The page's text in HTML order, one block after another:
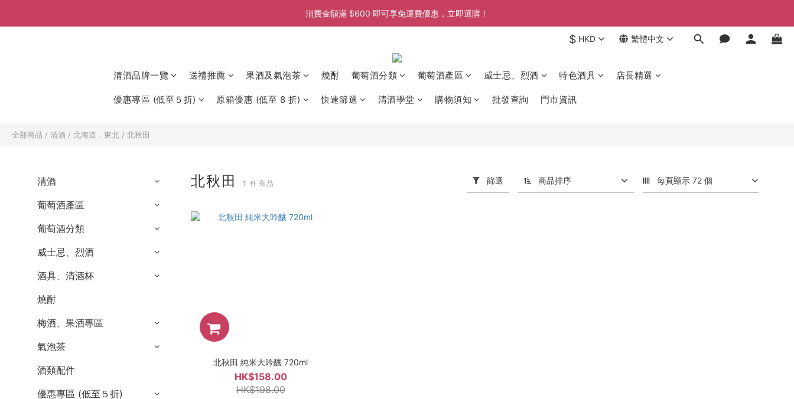
消費金額滿 $600 即可享免運費優惠，立即選購！
消費金額滿 $600 即可享免運費優惠，立即選購！
$ HKD 繁體中文
清酒品牌一覽 送禮推薦 果酒及氣泡茶 燒酎 葡萄酒分類 葡萄酒產區 威士忌、烈酒 特色酒具 店長精選
優惠專區 (低至５折) 原箱優惠 (低至 8 折) 快速篩選 清酒學堂 購物須知 批發查詢 門市資訊
全部商品 / 清酒 / 北海道．東北 / 北秋田
清酒
葡萄酒產區
葡萄酒分類
威士忌、烈酒
酒具、清酒杯
燒酎
梅酒、果酒專區
氣泡茶
酒類配件
優惠專區 (低至５折)
北秋田 1 件商品 篩選 商品排序 每頁顯示 72 個
北秋田 純米大吟釀 720ml
HK$158.00
HK$198.00